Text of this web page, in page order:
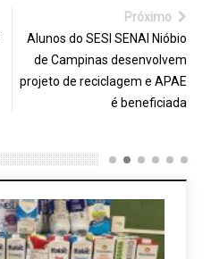
Próximo
Alunos do SESI SENAI Nióbio
de Campinas desenvolvem
projeto de reciclagem e APAE
é beneficiada